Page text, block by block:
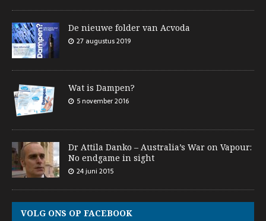
De nieuwe folder van Acvoda
27 augustus 2019
Wat is Dampen?
5 november 2016
Dr Attila Danko – Australia’s War on Vapour:
No endgame in sight
24 juni 2015
VOLG ONS OP FACEBOOK